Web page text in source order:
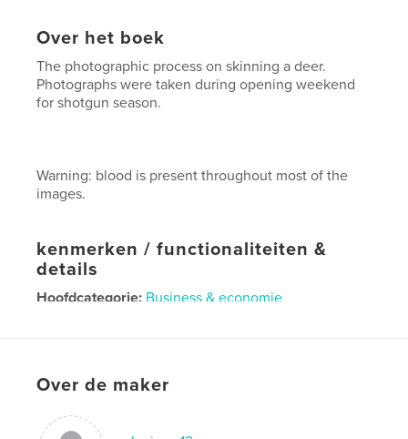
Over het boek
The photographic process on skinning a deer.
Photographs were taken during opening weekend
for shotgun season.
Warning: blood is present throughout most of the
images.
kenmerken / functionaliteiten &
details
Hoofdcategorie: Business & economie
Over de maker